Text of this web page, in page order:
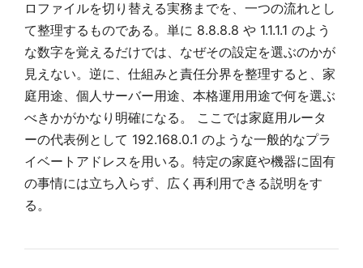
ロファイルを切り替える実務までを、一つの流れとし
て整理するものである。単に 8.8.8.8 や 1.1.1.1 のよう
な数字を覚えるだけでは、なぜその設定を選ぶのかが
見えない。逆に、仕組みと責任分界を整理すると、家
庭用途、個人サーバー用途、本格運用用途で何を選ぶ
べきかがかなり明確になる。 ここでは家庭用ルータ
ーの代表例として 192.168.0.1 のような一般的なプラ
イベートアドレスを用いる。特定の家庭や機器に固有
の事情には立ち入らず、広く再利用できる説明をす
る。